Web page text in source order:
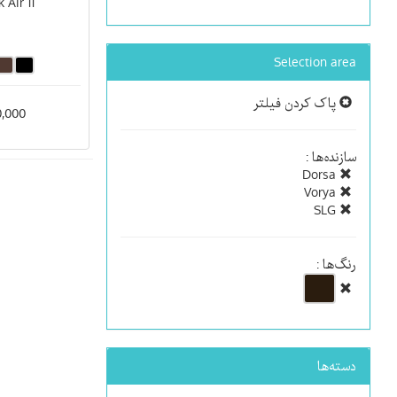
Selection area
پاک کردن فیلتر
سازنده‌ها :
رنگ‌ها :
دسته‌ها